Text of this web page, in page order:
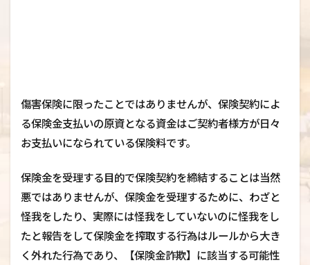
傷害保険に限ったことではありませんが、保険契約によ
る保険金支払いの原資となる資金はご契約者様方が日々
お支払いになられている保険料です。
保険金を受理する目的で保険契約を締結することは当然
悪ではありませんが、保険金を受理するために、わざと
怪我をしたり、実際には怪我をしていないのに怪我をし
たと報告をして保険金を搾取する行為はルールから大き
く外れた行為であり、【保険金詐欺】に該当する可能性